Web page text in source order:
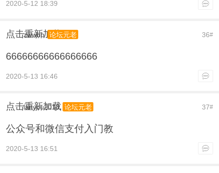
2020-5-12 18:39
点击重新加载 36#
zwwhb 论坛元老
66666666666666666
2020-5-13 16:46
点击重新加载 37#
lanyou2018 论坛元老
公众号和微信支付入门教
2020-5-13 16:51